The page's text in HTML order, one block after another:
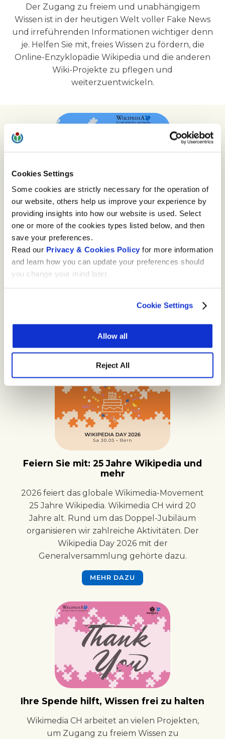
Cookies Settings
Some cookies are strictly necessary for the operation of
our website, others help us improve your experience by
providing insights into how our website is used. Select
one or more of the cookies types listed below, and then
save your preferences.
Read our Privacy & Cookies Policy for more information
and learn how you can update your preferences should
you change your mind later.
Cookie Settings
Allow all
Reject All
Der Zugang zu freiem und unabhängigem
Wissen ist in der heutigen Welt voller Fake News
und irreführenden Informationen wichtiger denn
je. Helfen Sie mit, freies Wissen zu fördern, die
Online-Enzyklopädie Wikipedia und die anderen
Wiki-Projekte zu pflegen und
weiterzuentwickeln.
Lernen Sie die Menschen hinter
Wikipedia kennen
Alain Berset: „Wikipedia fördert das
Engagement im Dienste des Gemeinwohls
und trägt dazu bei, die Demokratie zu
stärken, die unsere Welt braucht.“ Die
zum Erfolg der Wikipedia. Lernen Sie einige
MEHR DAZU
Feiern Sie mit: 25 Jahre Wikipedia und
mehr
2026 feiert das globale Wikimedia-Movement
25 Jahre Wikipedia. Wikimedia CH wird 20
Jahre alt. Rund um das Doppel-Jubiläum
organisieren wir zahlreiche Aktivitäten. Der
Wikipedia Day 2026 mit der
Generalversammlung gehörte dazu.
MEHR DAZU
Ihre Spende hilft, Wissen frei zu halten
Wikimedia CH arbeitet an vielen Projekten,
um Zugang zu freiem Wissen zu